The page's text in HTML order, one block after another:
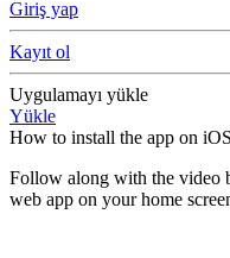
Giriş yap
Kayıt ol
Uygulamayı yükle
Yükle
How to install the app on iOS
Follow along with the video
web app on your home